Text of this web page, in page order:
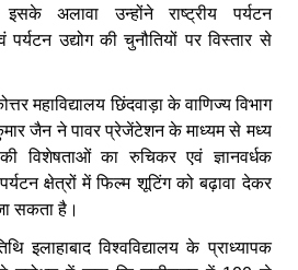
अलावा उन्होंने राष्ट्रीय पर्यटन
पर्यटन उद्योग की चुनौतियों पर विस्तार से
महाविद्यालय छिंदवाड़ा के वाणिज्य विभाग
जैन ने पावर प्रेजेंटेशन के माध्यम से मध्य
विशेषताओं का रुचिकर एवं ज्ञानवर्धक
क्षेत्रों में फिल्म शूटिंग को बढ़ावा देकर
सकता है।
इलाहाबाद विश्वविद्यालय के प्राध्यापक